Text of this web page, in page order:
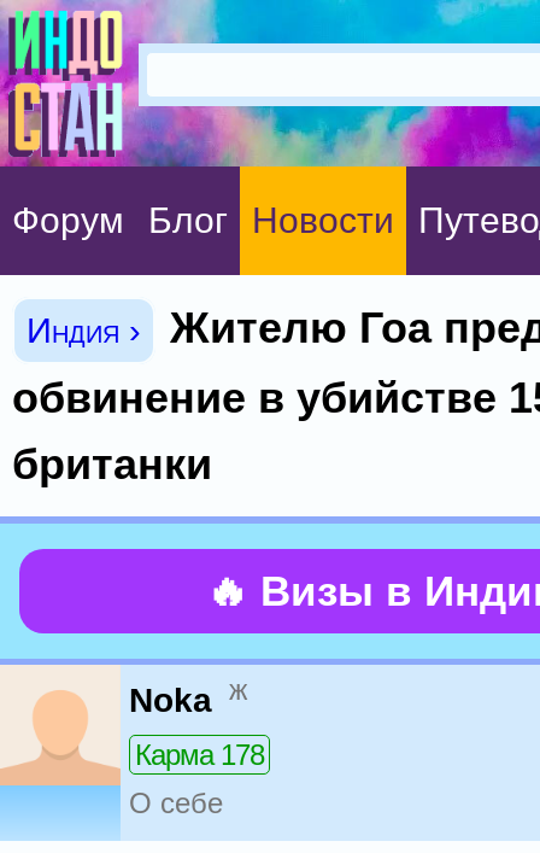
Форум Блог Новости
Индия ›
Жителю Гоа
обвинение в убийстве
британки
🔥 Визы в
Noka ж
Карма 178
О себе